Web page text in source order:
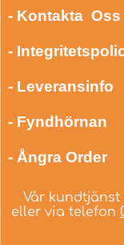
- Kontakta Oss
-
- Leveransinfo
- Fyndhörnan
- Ångra Order
Vår kundtjänst
eller via telefon